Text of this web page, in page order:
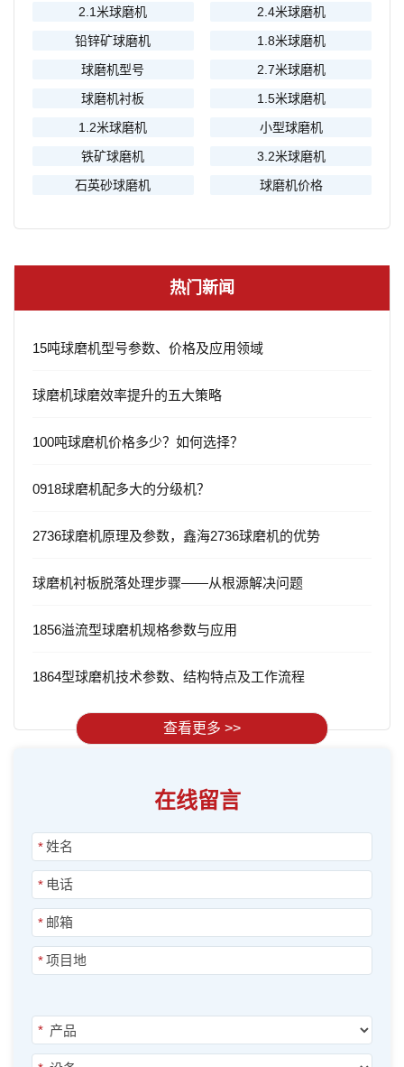
2.1米球磨机
2.4米球磨机
铅锌矿球磨机
1.8米球磨机
球磨机型号
2.7米球磨机
球磨机衬板
1.5米球磨机
1.2米球磨机
小型球磨机
铁矿球磨机
3.2米球磨机
石英砂球磨机
球磨机价格
热门新闻
15吨球磨机型号参数、价格及应用领域
球磨机球磨效率提升的五大策略
100吨球磨机价格多少？如何选择？
0918球磨机配多大的分级机？
2736球磨机原理及参数，鑫海2736球磨机的优势
球磨机衬板脱落处理步骤——从根源解决问题
1856溢流型球磨机规格参数与应用
1864型球磨机技术参数、结构特点及工作流程
查看更多 >>
在线留言
*
*
*
*
*